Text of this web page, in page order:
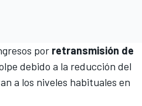
por retransmisión de
debido a la reducción del
a los niveles habituales en